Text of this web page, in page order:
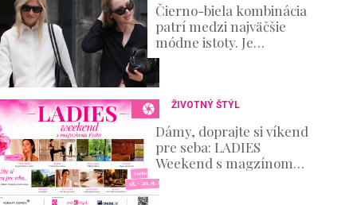
Čierno-biela kombinácia
patrí medzi najväčšie
módne istoty. Je
elegantná, nadčasová a
zároveň ponúka
nekonečné možnosti
ŽIVOTNÝ ŠTÝL
Dámy, doprajte si víkend
pre seba: LADIES
Weekend s magzínom
Evita prinesie oddych aj
množstvo inšpirácie